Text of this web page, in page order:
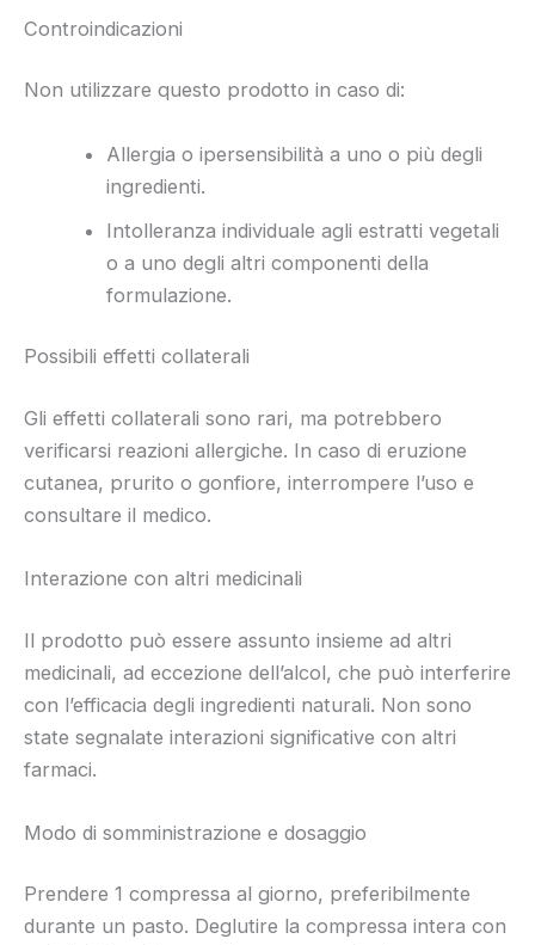
Controindicazioni
Non utilizzare questo prodotto in caso di:
Allergia o ipersensibilità a uno o più degli
ingredienti.
Intolleranza individuale agli estratti vegetali
o a uno degli altri componenti della
formulazione.
Possibili effetti collaterali
Gli effetti collaterali sono rari, ma potrebbero
verificarsi reazioni allergiche. In caso di eruzione
cutanea, prurito o gonfiore, interrompere l’uso e
consultare il medico.
Interazione con altri medicinali
Il prodotto può essere assunto insieme ad altri
medicinali, ad eccezione dell’alcol, che può interferire
con l’efficacia degli ingredienti naturali. Non sono
state segnalate interazioni significative con altri
farmaci.
Modo di somministrazione e dosaggio
Prendere 1 compressa al giorno, preferibilmente
durante un pasto. Deglutire la compressa intera con